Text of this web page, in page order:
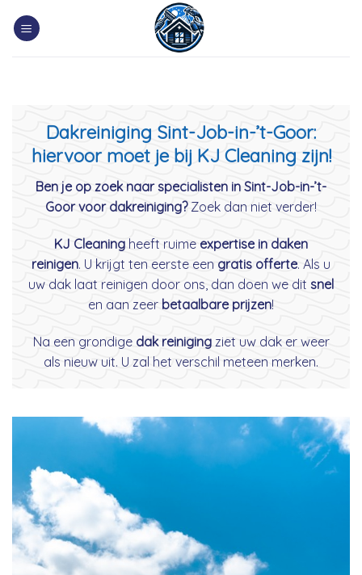
Dakreiniging Sint-Job-in-’t-Goor:
hiervoor moet je bij KJ Cleaning zijn!
Ben je op zoek naar specialisten in Sint-Job-in-’t-
Goor voor dakreiniging?Zoek dan niet verder!
KJ Cleaning heeft ruime expertise in daken
reinigen. U krijgt ten eerste een gratis offerte. Als u
uw dak laat reinigen door ons, dan doen we dit snel
en aan zeer betaalbare prijzen!
Na een grondige dak reinigingziet uw dak er weer
als nieuw uit. U zal het verschil meteen merken.